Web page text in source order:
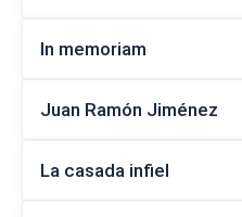
In memoriam
Juan Ramón Jiménez
La casada infiel